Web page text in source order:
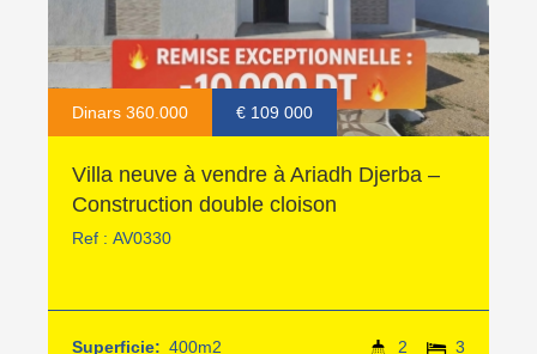
Dinars 360.000 € 109 000
Villa neuve à vendre à Ariadh Djerba –
Construction double cloison
Ref : AV0330
Superficie: 400m2 3
2